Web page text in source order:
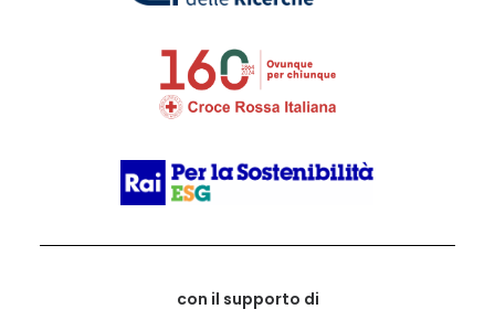
con il supporto di